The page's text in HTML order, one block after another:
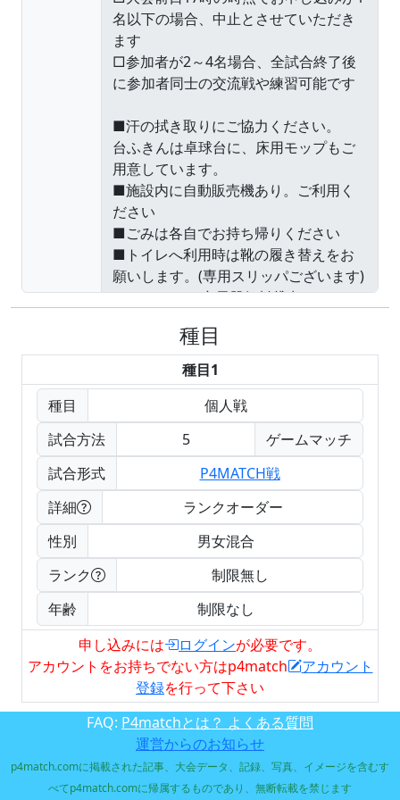
種目
種目1
種目
個人戦
試合方法
5
ゲームマッチ
試合形式
P4MATCH戦
詳細
ランクオーダー
性別
男女混合
ランク
制限無し
年齢
制限なし
申し込みには
ログインが必要です。
アカウントをお持ちでない方はp4match
アカウント
登録を行って下さい
FAQ: P4matchとは？ よくある質問
運営からのお知らせ
p4match.comに掲載された記事、大会データ、記録、写真、イメージを含むす
べてp4match.comに帰属するものであり、無断転載を禁じます